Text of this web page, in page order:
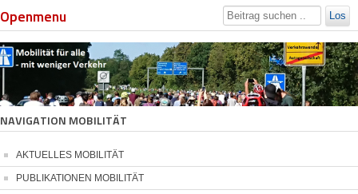
Openmenu Los
NAVIGATION MOBILITÄT
AKTUELLES MOBILITÄT
PUBLIKATIONEN MOBILITÄT